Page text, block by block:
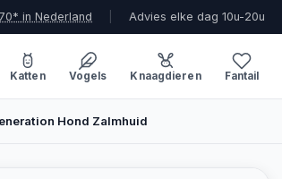
in Nederland Advies elke dag 10u-20u
Katten Vogels Knaagdieren Fantail
Hond Zalmhuid